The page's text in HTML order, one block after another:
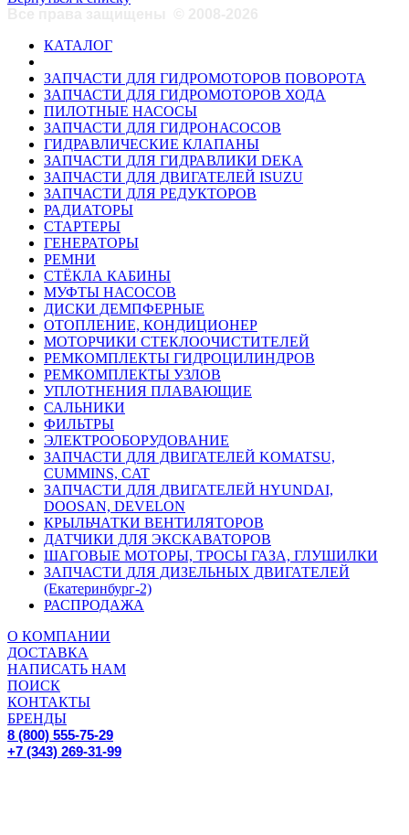
КАТАЛОГ
ЗАПЧАСТИ ДЛЯ ГИДРОМОТОРОВ ПОВОРОТА
ЗАПЧАСТИ ДЛЯ ГИДРОМОТОРОВ ХОДА
ПИЛОТНЫЕ НАСОСЫ
ЗАПЧАСТИ ДЛЯ ГИДРОНАСОСОВ
ГИДРАВЛИЧЕСКИЕ КЛАПАНЫ
ЗАПЧАСТИ ДЛЯ ГИДРАВЛИКИ DEKA
ЗАПЧАСТИ ДЛЯ ДВИГАТЕЛЕЙ ISUZU
ЗАПЧАСТИ ДЛЯ РЕДУКТОРОВ
РАДИАТОРЫ
СТАРТЕРЫ
ГЕНЕРАТОРЫ
РЕМНИ
СТЁКЛА КАБИНЫ
МУФТЫ НАСОСОВ
ДИСКИ ДЕМПФЕРНЫЕ
ОТОПЛЕНИЕ, КОНДИЦИОНЕР
МОТОРЧИКИ СТЕКЛООЧИСТИТЕЛЕЙ
РЕМКОМПЛЕКТЫ ГИДРОЦИЛИНДРОВ
РЕМКОМПЛЕКТЫ УЗЛОВ
УПЛОТНЕНИЯ ПЛАВАЮЩИЕ
САЛЬНИКИ
ФИЛЬТРЫ
ЭЛЕКТРООБОРУДОВАНИЕ
ЗАПЧАСТИ ДЛЯ ДВИГАТЕЛЕЙ KOMATSU,
CUMMINS, CAT
ЗАПЧАСТИ ДЛЯ ДВИГАТЕЛЕЙ HYUNDAI,
DOOSAN, DEVELON
КРЫЛЬЧАТКИ ВЕНТИЛЯТОРОВ
ДАТЧИКИ ДЛЯ ЭКСКАВАТОРОВ
ШАГОВЫЕ МОТОРЫ, ТРОСЫ ГАЗА, ГЛУШИЛКИ
ЗАПЧАСТИ ДЛЯ ДИЗЕЛЬНЫХ ДВИГАТЕЛЕЙ
(Екатеринбург-2)
РАСПРОДАЖА
О КОМПАНИИ
ДОСТАВКА
НАПИСАТЬ НАМ
ПОИСК
КОНТАКТЫ
БРЕНДЫ
8 (800) 555-75-29
+7 (343) 269-31-99